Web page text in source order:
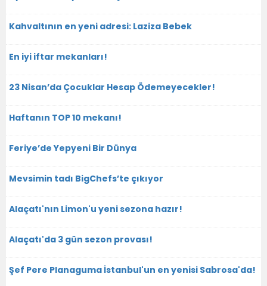
Kahvaltının en yeni adresi: Laziza Bebek
En iyi iftar mekanları!
23 Nisan’da Çocuklar Hesap Ödemeyecekler!
Haftanın TOP 10 mekanı!
Feriye’de Yepyeni Bir Dünya
Mevsimin tadı BigChefs’te çıkıyor
Alaçatı'nın Limon'u yeni sezona hazır!
Alaçatı'da 3 gün sezon provası!
Şef Pere Planaguma İstanbul'un en yenisi Sabrosa'da!